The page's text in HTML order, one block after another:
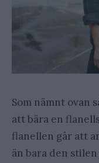
Som nämnt ovan
att bära en
flanellen går att
än bara den